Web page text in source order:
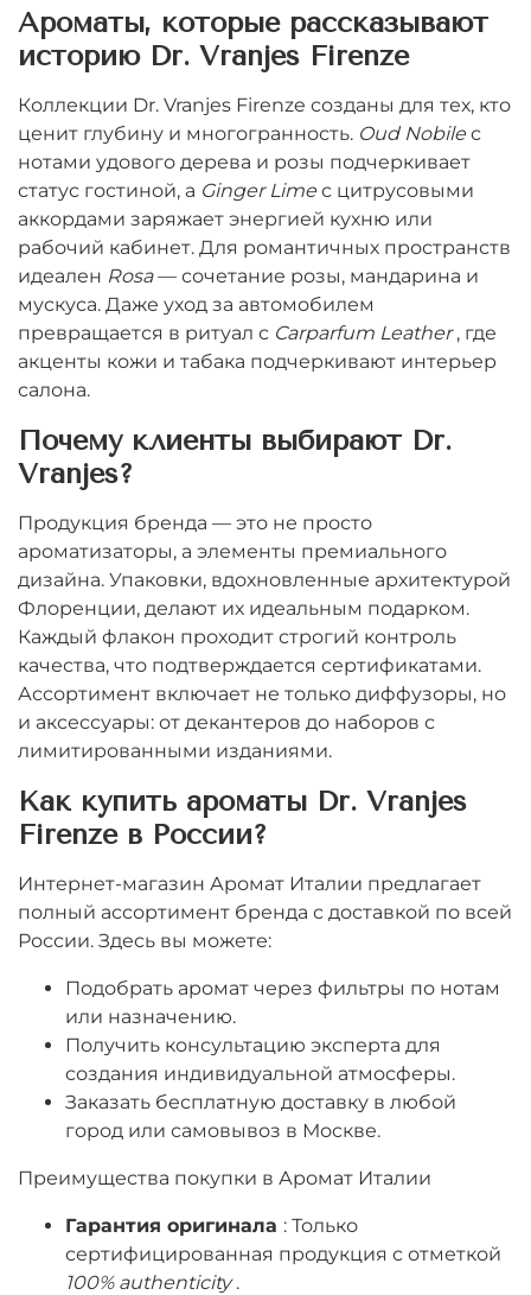
Ароматы, которые рассказывают
историю Dr. Vranjes Firenze
Коллекции Dr. Vranjes Firenze созданы для тех, кто
ценит глубину и многогранность. Oud Nobile с
нотами удового дерева и розы подчеркивает
статус гостиной, а Ginger Lime с цитрусовыми
аккордами заряжает энергией кухню или
рабочий кабинет. Для романтичных пространств
идеален Rosa— сочетание розы, мандарина и
мускуса. Даже уход за автомобилем
превращается в ритуал с Carparfum Leather, где
акценты кожи и табака подчеркивают интерьер
салона.
Почему клиенты выбирают Dr.
Vranjes?
Продукция бренда — это не просто
ароматизаторы, а элементы премиального
дизайна. Упаковки, вдохновленные архитектурой
Флоренции, делают их идеальным подарком.
Каждый флакон проходит строгий контроль
качества, что подтверждается сертификатами.
Ассортимент включает не только диффузоры, но
и аксессуары: от декантеров до наборов с
лимитированными изданиями.
Как купить ароматы Dr. Vranjes
Firenze в России?
Интернет-магазин Аромат Италии предлагает
полный ассортимент бренда с доставкой по всей
России. Здесь вы можете:
Подобрать аромат через фильтры по нотам
или назначению.
Получить консультацию эксперта для
создания индивидуальной атмосферы.
Заказать бесплатную доставку в любой
город или самовывоз в Москве.
Преимущества покупки в Аромат Италии
Гарантия оригинала : Только
сертифицированная продукция с отметкой
100% authenticity.